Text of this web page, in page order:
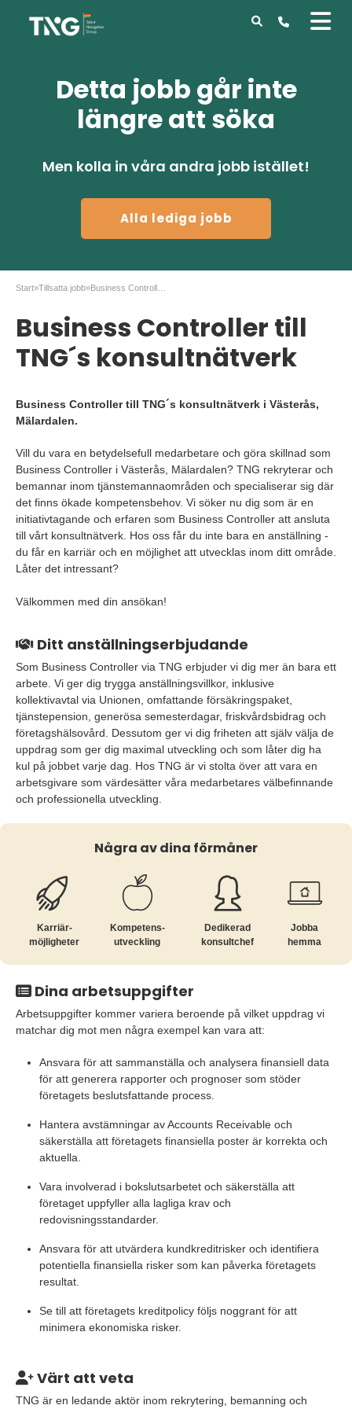
Detta jobb går inte
längre att söka
Men kolla in våra andra jobb istället!
Alla lediga jobb
Start»Tillsatta jobb»
Business Controller till
TNG´s konsultnätverk
Business Controller till TNG´s konsultnätverk i Västerås,
Mälardalen.
Vill du vara en betydelsefull medarbetare och göra skillnad som
Business Controller i Västerås, Mälardalen? TNG rekryterar och
bemannar inom tjänstemannaområden och specialiserar sig där
det finns ökade kompetensbehov. Vi söker nu dig som är en
initiativtagande och erfaren som Business Controller att ansluta
till vårt konsultnätverk. Hos oss får du inte bara en anställning -
du får en karriär och en möjlighet att utvecklas inom ditt område.
Låter det intressant?
Välkommen med din ansökan!
Ditt anställningserbjudande
Som Business Controller via TNG erbjuder vi dig mer än bara ett
arbete. Vi ger dig trygga anställningsvillkor, inklusive
kollektivavtal via Unionen, omfattande försäkringspaket,
tjänstepension, generösa semesterdagar, friskvårdsbidrag och
företagshälsovård. Dessutom ger vi dig friheten att själv välja de
uppdrag som ger dig maximal utveckling och som låter dig ha
kul på jobbet varje dag. Hos TNG är vi stolta över att vara en
arbetsgivare som värdesätter våra medarbetares välbefinnande
och professionella utveckling.
Några av dina förmåner
Karriär­
möjligheter
Kompetens­
utveckling
Dedikerad
konsultchef
Jobba
hemma
Dina arbetsuppgifter
Arbetsuppgifter kommer variera beroende på vilket uppdrag vi
matchar dig mot men några exempel kan vara att:
Ansvara för att sammanställa och analysera finansiell data
för att generera rapporter och prognoser som stöder
företagets beslutsfattande process.
Hantera avstämningar av Accounts Receivable och
säkerställa att företagets finansiella poster är korrekta och
aktuella.
Vara involverad i bokslutsarbetet och säkerställa att
företaget uppfyller alla lagliga krav och
redovisningsstandarder.
Ansvara för att utvärdera kundkreditrisker och identifiera
potentiella finansiella risker som kan påverka företagets
resultat.
Se till att företagets kreditpolicy följs noggrant för att
minimera ekonomiska risker.
Värt att veta
TNG är en ledande aktör inom rekrytering, bemanning och